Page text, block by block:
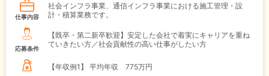
仕事内容
社会インフラ事業、通信インフラ事業における施工管理・設
計・積算業務です。
応募条件
【既卒・第二新卒歓迎】安定した会社で着実にキャリアを重ね
ていきたい方／社会貢献性の高い仕事がしたい方
【年収例1】 平均年収 775万円